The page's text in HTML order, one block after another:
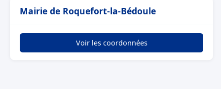
Mairie de Roquefort-la-Bédoule
Voir les coordonnées